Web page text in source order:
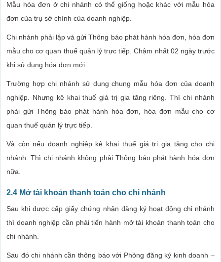
Mẫu hóa đơn ở chi nhánh có thể giống hoặc khác với mẫu hóa
đơn của trụ sở chính của doanh nghiệp.
Chi nhánh phải lập và gửi Thông báo phát hành hóa đơn, hóa đơn
mẫu cho cơ quan thuế quản lý trực tiếp. Chậm nhất 02 ngày trước
khi sử dụng hóa đơn mới.
Trường hợp chi nhánh sử dụng chung mẫu hóa đơn của doanh
nghiệp. Nhưng kê khai thuế giá trị gia tăng riêng. Thì chi nhánh
phải gửi Thông báo phát hành hóa đơn, hóa đơn mẫu cho cơ
quan thuế quản lý trực tiếp.
Và còn nếu doanh nghiệp kê khai thuế giá trị gia tăng cho chi
nhánh. Thì chi nhánh không phải Thông báo phát hành hóa đơn
nữa.
2.4 Mở tài khoản thanh toán cho chi nhánh
Sau khi được cấp giấy chứng nhận đăng ký hoạt động chi nhánh
thì doanh nghiệp cần phải tiến hành mở tài khoản thanh toán cho
chi nhánh.
Sau đó chi nhánh cần thông báo với Phòng đăng ký kinh doanh –